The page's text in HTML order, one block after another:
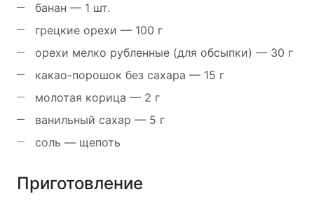
банан — 1 шт.
грецкие орехи — 100 г
орехи мелко рубленные (для обсыпки) — 30 г
какао-порошок без сахара — 15 г
молотая корица — 2 г
ванильный сахар — 5 г
соль — щепоть
Приготовление